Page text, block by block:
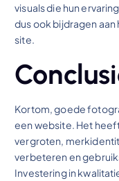
visuals die hun
dus ook bijdragen
site.
Kortom, goede
een website. Het
vergroten,
verbeteren en
Investering in